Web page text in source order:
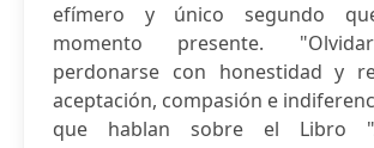
efímero y único segundo
momento presente.
perdonarse con honestidad y
aceptación, compasión e
que hablan sobre el Libro